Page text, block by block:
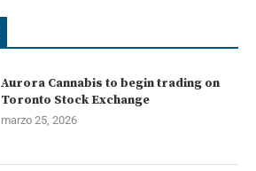
Aurora Cannabis to begin trading on
Toronto Stock Exchange
marzo 25, 2026